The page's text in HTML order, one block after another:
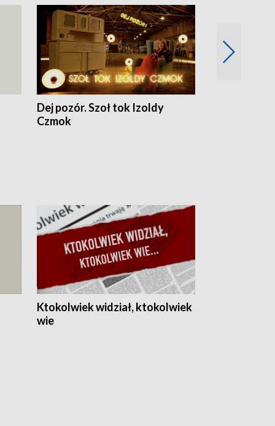
Dej pozór. Szoł tok Izoldy
Czmok
Ktokolwiek widział, ktokolwiek
wie